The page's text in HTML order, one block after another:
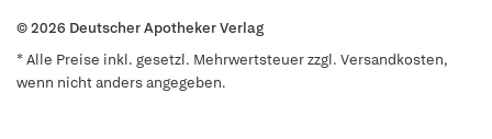
© 2026 Deutscher Apotheker Verlag
* Alle Preise inkl. gesetzl. Mehrwertsteuer zzgl. Versandkosten,
wenn nicht anders angegeben.